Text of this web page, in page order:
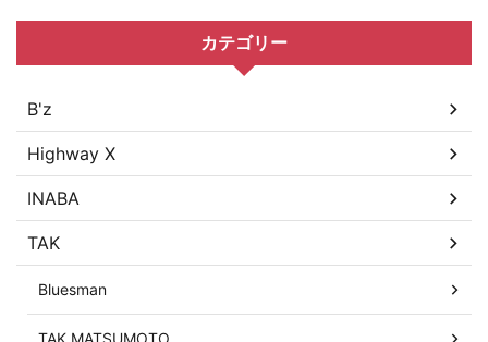
カテゴリー
B'z
Highway X
INABA
TAK
Bluesman
TAK MATSUMOTO